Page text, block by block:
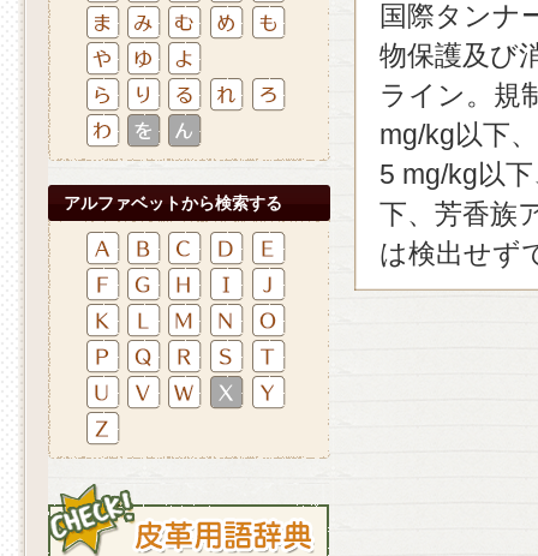
アルファベットから検索する
国際タンナ
物保護及び
ライン。規
mg/kg以下
5 mg/kg以
下、芳香族
は検出せず